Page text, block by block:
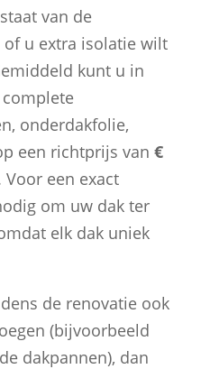
van de
u extra isolatie wilt
kunt u in
onderdakfolie,
een richtprijs van €
Voor een exact
om uw dak ter
elk dak uniek
de renovatie ook
(bijvoorbeeld
dakpannen), dan